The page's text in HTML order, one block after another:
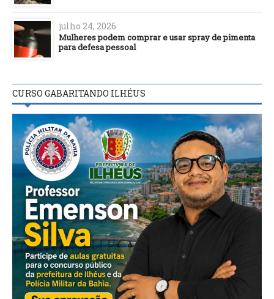
julho 24, 2026
Mulheres podem comprar e usar spray de pimenta
para defesa pessoal
CURSO GABARITANDO ILHÉUS